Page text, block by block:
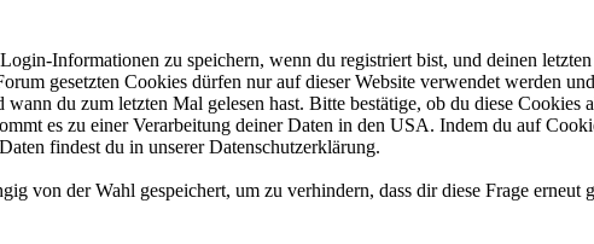
Informationen zu speichern, wenn du registriert bist, und deinen
gesetzten Cookies dürfen nur auf dieser Website verwendet werden
du zum letzten Mal gelesen hast. Bitte bestätige, ob du diese
es zu einer Verarbeitung deiner Daten in den USA. Indem du auf
findest du in unserer Datenschutzerklärung.
von der Wahl gespeichert, um zu verhindern, dass dir diese Frage erneut